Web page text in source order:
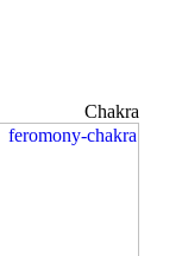
Chakra